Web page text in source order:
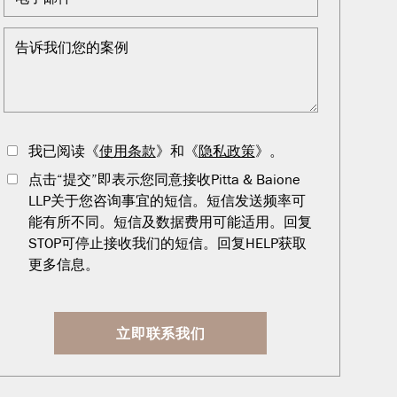
我已阅读《使用条款》和《 隐私政策》。
点击“提交”即表示您同意接收Pitta & Baione
LLP关于您咨询事宜的短信。短信发送频率可
能有所不同。短信及数据费用可能适用。回复
STOP可停止接收我们的短信。回复HELP获取
更多信息。
立即联系我们